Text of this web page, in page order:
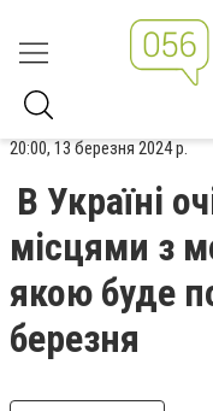
20:00, 13 березня 2024 р.
В Україні
місцями з
якою буде
березня